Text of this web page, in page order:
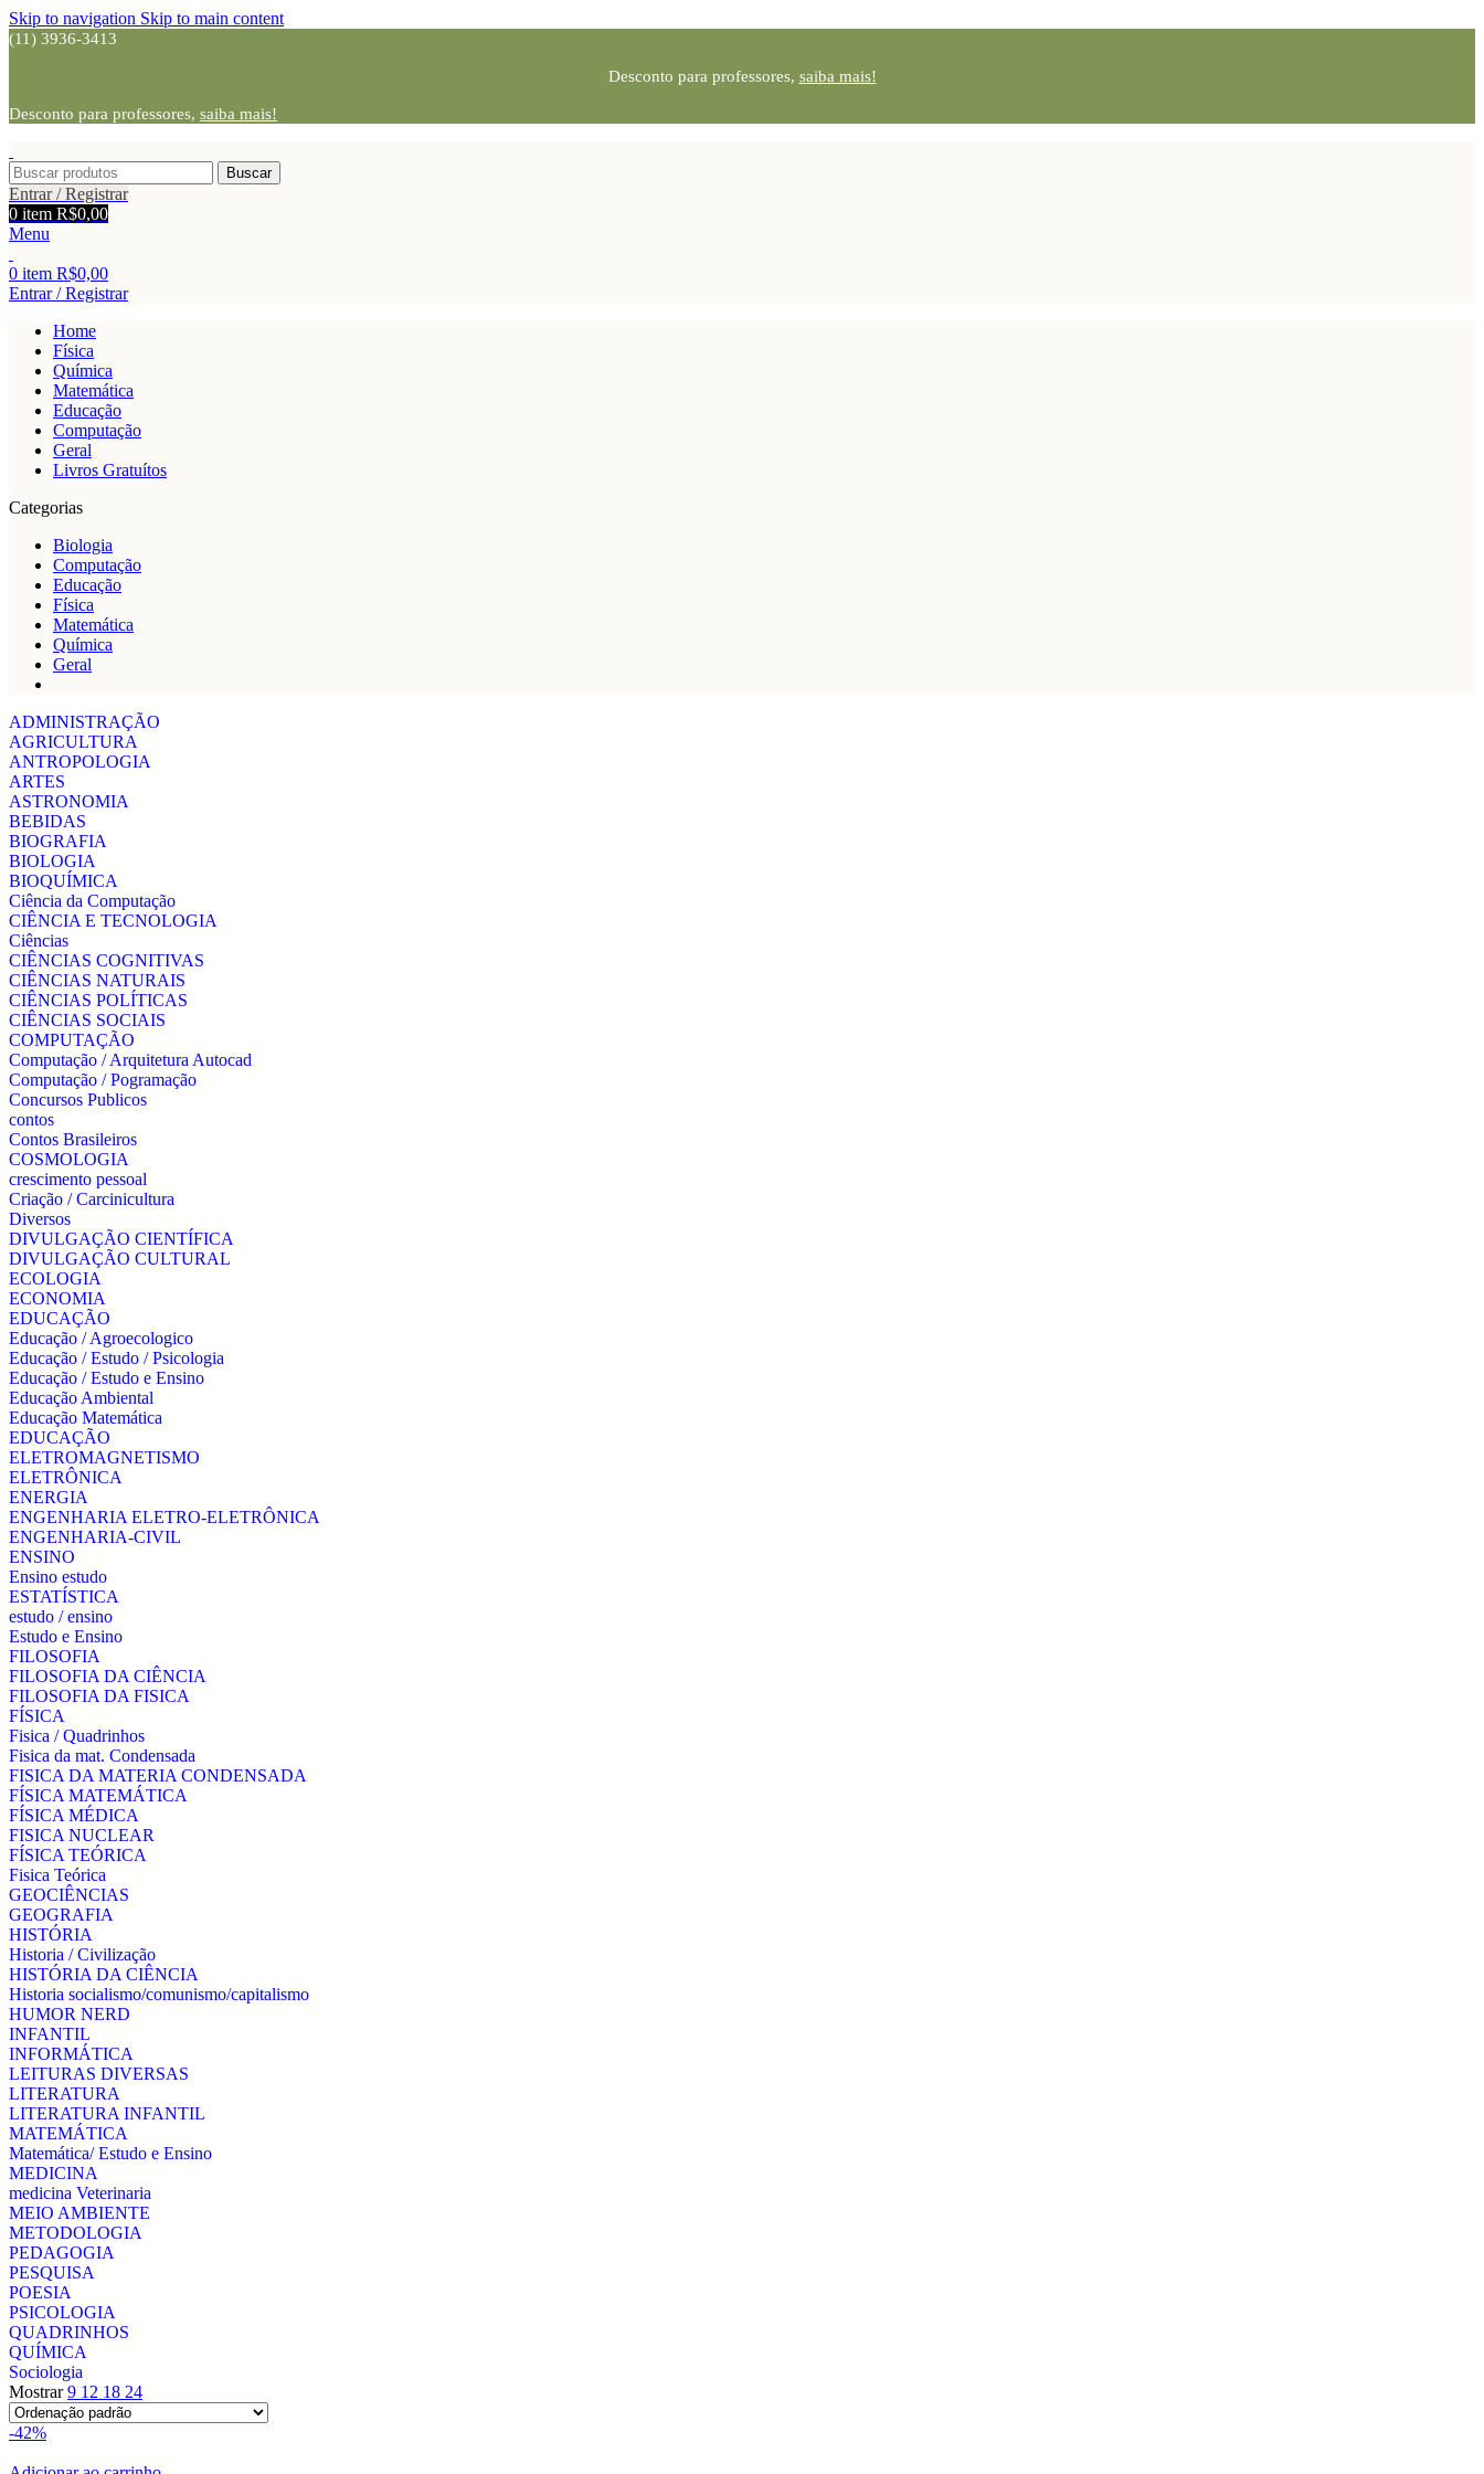
Skip to navigation Skip to main content
(11) 3936-3413
Desconto para professores, saiba mais!
Desconto para professores, saiba mais!
Buscar
Entrar / Registrar
0 item R$0,00
Menu
0 item R$0,00
Entrar / Registrar
Home
Física
Química
Matemática
Educação
Computação
Geral
Livros Gratuítos
Categorias
Biologia
Computação
Educação
Física
Matemática
Química
Geral
ADMINISTRAÇÃO
AGRICULTURA
ANTROPOLOGIA
ARTES
ASTRONOMIA
BEBIDAS
BIOGRAFIA
BIOLOGIA
BIOQUÍMICA
Ciência da Computação
CIÊNCIA E TECNOLOGIA
Ciências
CIÊNCIAS COGNITIVAS
CIÊNCIAS NATURAIS
CIÊNCIAS POLÍTICAS
CIÊNCIAS SOCIAIS
COMPUTAÇÃO
Computação / Arquitetura Autocad
Computação / Pogramação
Concursos Publicos
contos
Contos Brasileiros
COSMOLOGIA
crescimento pessoal
Criação / Carcinicultura
Diversos
DIVULGAÇÃO CIENTÍFICA
DIVULGAÇÃO CULTURAL
ECOLOGIA
ECONOMIA
EDUCAÇÃO
Educação / Agroecologico
Educação / Estudo / Psicologia
Educação / Estudo e Ensino
Educação Ambiental
Educação Matemática
EDUCAÇÃO
ELETROMAGNETISMO
ELETRÔNICA
ENERGIA
ENGENHARIA ELETRO-ELETRÔNICA
ENGENHARIA-CIVIL
ENSINO
Ensino estudo
ESTATÍSTICA
estudo / ensino
Estudo e Ensino
FILOSOFIA
FILOSOFIA DA CIÊNCIA
FILOSOFIA DA FISICA
FÍSICA
Fisica / Quadrinhos
Fisica da mat. Condensada
FISICA DA MATERIA CONDENSADA
FÍSICA MATEMÁTICA
FÍSICA MÉDICA
FISICA NUCLEAR
FÍSICA TEÓRICA
Fisica Teórica
GEOCIÊNCIAS
GEOGRAFIA
HISTÓRIA
Historia / Civilização
HISTÓRIA DA CIÊNCIA
Historia socialismo/comunismo/capitalismo
HUMOR NERD
INFANTIL
INFORMÁTICA
LEITURAS DIVERSAS
LITERATURA
LITERATURA INFANTIL
MATEMÁTICA
Matemática/ Estudo e Ensino
MEDICINA
medicina Veterinaria
MEIO AMBIENTE
METODOLOGIA
PEDAGOGIA
PESQUISA
POESIA
PSICOLOGIA
QUADRINHOS
QUÍMICA
Sociologia
Mostrar9 12 18 24
-42%